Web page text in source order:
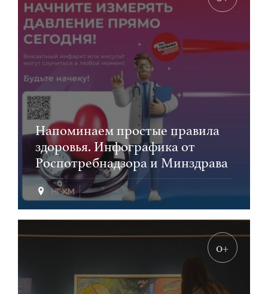
Напоминаем простые правила
здоровья. Инфографика от
Роспотребнадзора и Минздрава
0+